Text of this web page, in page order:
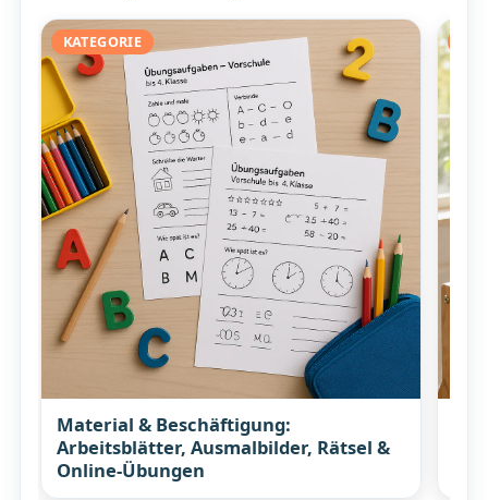
KATEGORIE
Material & Beschäftigung:
Arbeitsblätter, Ausmalbilder, Rätsel &
Online-Übungen